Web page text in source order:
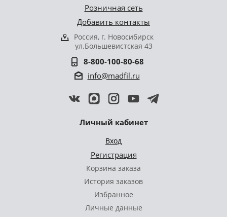
Розничная сеть
Добавить контакты
Россия, г. Новосибирск
ул.Большевистская 43
8-800-100-80-68
info@madfil.ru
Личный кабинет
Вход
Регистрация
Корзина заказа
История заказов
Избранное
Личные данные